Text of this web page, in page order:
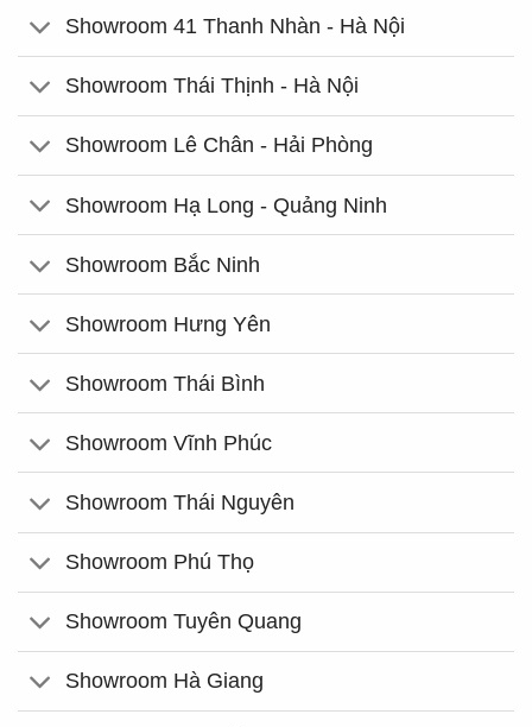
Showroom 41 Thanh Nhàn - Hà Nội
Showroom Thái Thịnh - Hà Nội
Showroom Lê Chân - Hải Phòng
Showroom Hạ Long - Quảng Ninh
Showroom Bắc Ninh
Showroom Hưng Yên
Showroom Thái Bình
Showroom Vĩnh Phúc
Showroom Thái Nguyên
Showroom Phú Thọ
Showroom Tuyên Quang
Showroom Hà Giang